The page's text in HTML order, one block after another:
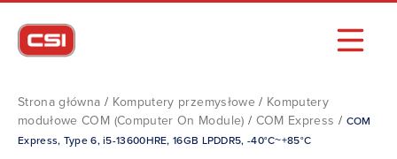
Strona główna / Komputery przemysłowe / Komputery
modułowe COM (Computer On Module) / COM Express / COM
Express, Type 6, i5-13600HRE, 16GB LPDDR5, -40°C~+85°C